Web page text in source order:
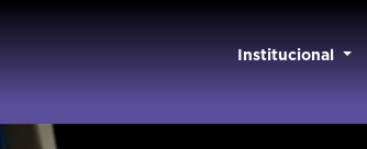
Institucional